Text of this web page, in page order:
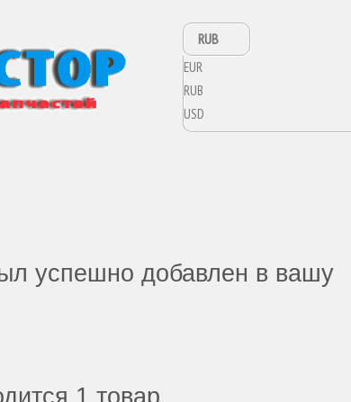
RUB
EUR
RUB
USD
успешно добавлен в вашу
1 товар.